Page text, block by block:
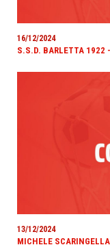
16/12/2024
S.S.D. BARLETTA 1922
13/12/2024
MICHELE